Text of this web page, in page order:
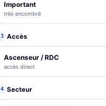
Important
très encombré
3 Accès
Ascenseur / RDC
accès direct
4 Secteur